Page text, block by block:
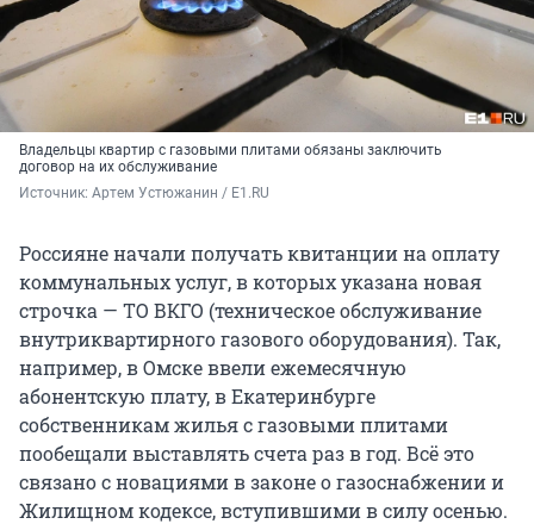
Владельцы квартир с газовыми плитами обязаны заключить
договор на их обслуживание
Источник: Артем Устюжанин / E1.RU
Россияне начали получать квитанции на оплату
коммунальных услуг, в которых указана новая
строчка — ТО ВКГО (техническое обслуживание
внутриквартирного газового оборудования). Так,
например, в Омске ввели ежемесячную
абонентскую плату, в Екатеринбурге
собственникам жилья с газовыми плитами
пообещали выставлять счета раз в год. Всё это
связано с новациями в законе о газоснабжении и
Жилищном кодексе, вступившими в силу осенью.